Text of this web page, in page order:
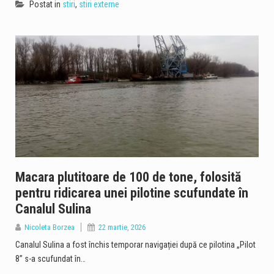
Postat in stiri, stiri externe
Macara plutitoare de 100 de tone, folosită
pentru ridicarea unei pilotine scufundate în
Canalul Sulina
Nicoleta Borzea 22 martie, 2026
Canalul Sulina a fost închis temporar navigației după ce pilotina „Pilot
8” s-a scufundat în…